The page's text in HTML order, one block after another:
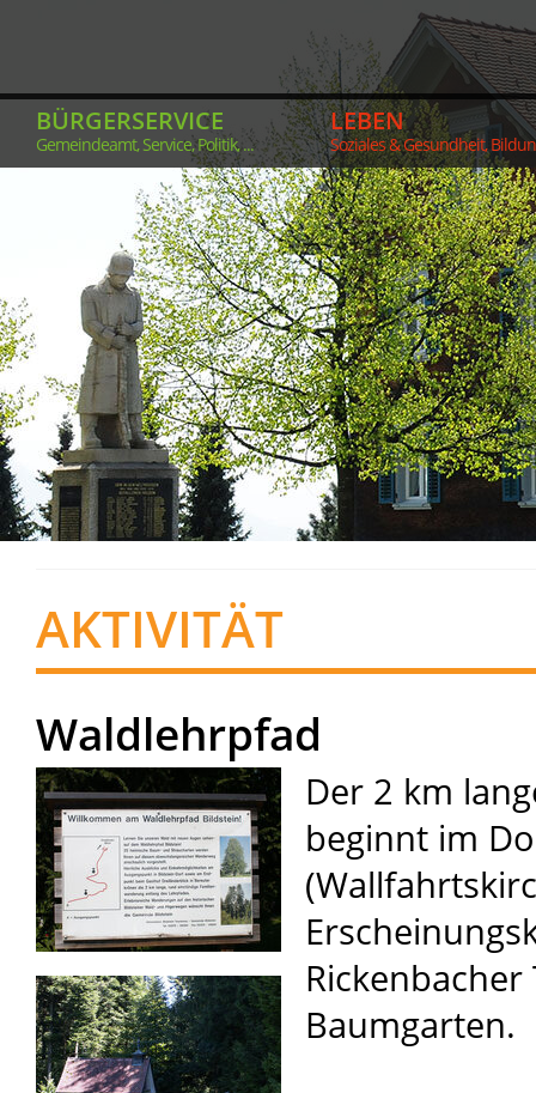
BÜRGERSERVICE
Gemeindeamt, Service, Politik, ...
LEBEN
Soziales & Gesundheit,
AKTIVITÄT
Waldlehrpfad
Der 2 km
beginnt im
Baumgarten.